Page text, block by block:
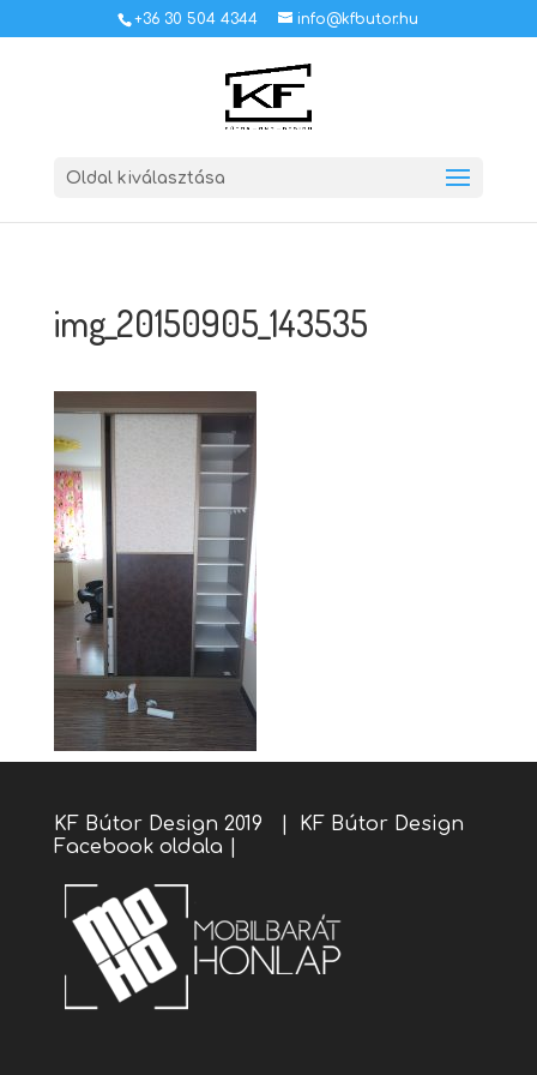
+36 30 504 4344 info@kfbutor.hu
Oldal kiválasztása
img_20150905_143535
KF Bútor Design 2019 |
KF Bútor Design
Facebook oldala